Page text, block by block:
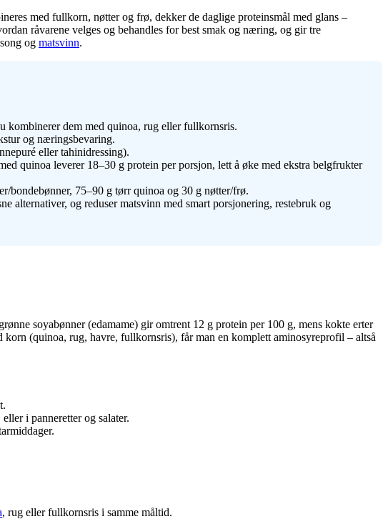
med fullkorn, nøtter og frø, dekker de daglige proteinsmål med glans –
råvarene velges og behandles for best smak og næring, og gir tre
og matsvinn.
kombinerer dem med quinoa, rug eller fullkornsris.
og næringsbevaring.
eller tahinidressing).
quinoa leverer 18–30 g protein per porsjon, lett å øke med ekstra belgfrukter
bondebønner, 75–90 g tørr quinoa og 30 g nøtter/frø.
alternativer, og reduser matsvinn med smart porsjonering, restebruk og
soyabønner (edamame) gir omtrent 12 g protein per 100 g, mens kokte erter
(quinoa, rug, havre, fullkornsris), får man en komplett aminosyreprofil – altså
i panneretter og salater.
, rug eller fullkornsris i samme måltid.